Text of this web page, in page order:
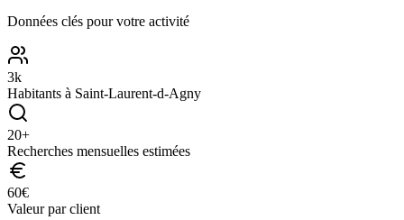
Données clés pour votre activité
3k
Habitants à Saint-Laurent-d-Agny
20+
Recherches mensuelles estimées
60€
Valeur par client